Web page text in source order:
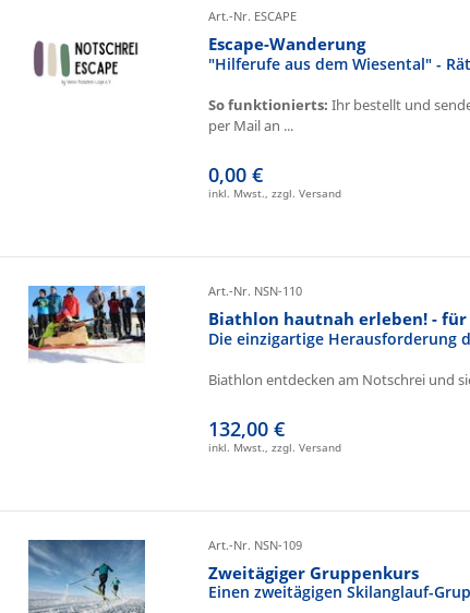
Art.-Nr. ESCAPE
Escape-Wanderung
"Hilferufe aus dem Wiesental" -
So funktionierts: Ihr bestellt und
per Mail an ...
0,00 €
inkl. Mwst., zzgl. Versand
Art.-Nr. NSN-110
Biathlon hautnah erleben! - für
Die einzigartige Herausforderung
Biathlon entdecken am Notschrei und
132,00 €
inkl. Mwst., zzgl. Versand
Art.-Nr. NSN-109
Zweitägiger Gruppenkurs
Einen zweitägigen Skilanglauf-